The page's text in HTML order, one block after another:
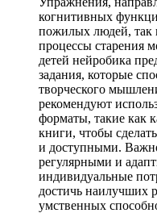
когнитивных
пожилых людей, так
процессы старения
детей нейробика
задания, которые
творческого
рекомендуют
форматы, такие как
книги, чтобы
и доступными.
регулярными и
индивидуальные
достичь наилучших
умственных